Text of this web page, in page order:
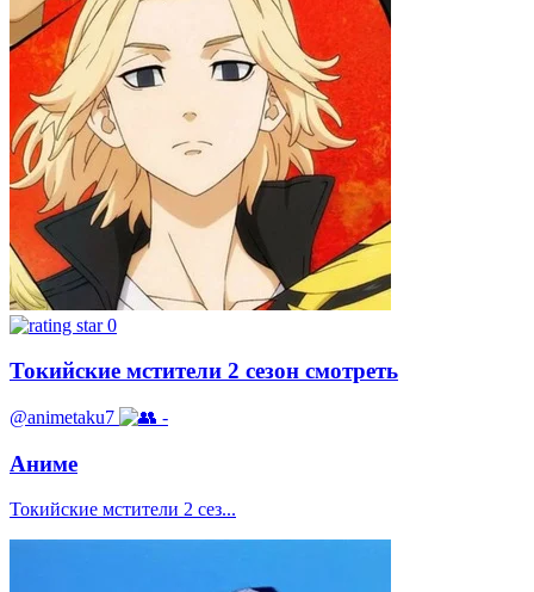
0
Токийские мстители 2 сезон смотреть
@animetaku7 -
Аниме
Токийские мстители 2 сез...